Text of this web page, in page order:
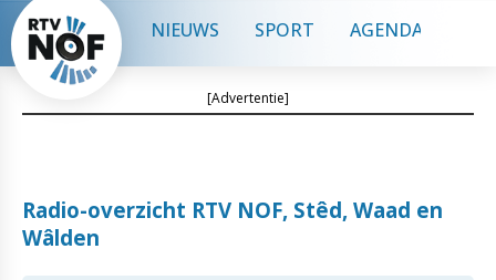
NIEUWS SPORT AGENDA
[Advertentie]
Radio-overzicht RTV NOF, Stêd, Waad en
Wâlden